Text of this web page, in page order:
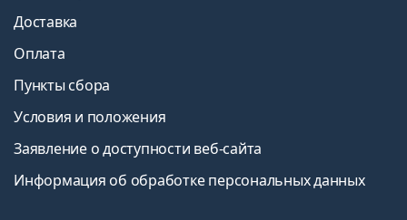
Доставка
Оплата
Пункты сбора
Условия и положения
Заявление о доступности веб-сайта
Информация об обработке персональных данных